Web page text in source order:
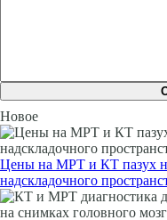
Новое
Цены на МРТ и КТ пазух
надскладочного